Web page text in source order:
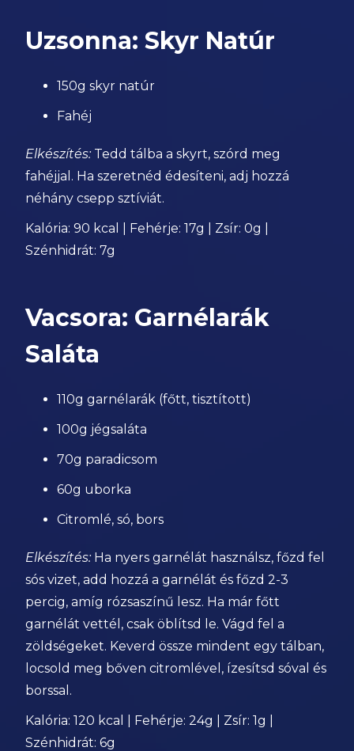
Uzsonna: Skyr Natúr
150g skyr natúr
Fahéj
Elkészítés: Tedd tálba a skyrt, szórd meg
fahéjjal. Ha szeretnéd édesíteni, adj hozzá
néhány csepp sztíviát.
Kalória: 90 kcal | Fehérje: 17g | Zsír: 0g |
Szénhidrát: 7g
Vacsora: Garnélarák
Saláta
110g garnélarák (főtt, tisztított)
100g jégsaláta
70g paradicsom
60g uborka
Citromlé, só, bors
Elkészítés: Ha nyers garnélát használsz, főzd fel
sós vizet, add hozzá a garnélát és főzd 2-3
percig, amíg rózsaszínű lesz. Ha már főtt
garnélát vettél, csak öblítsd le. Vágd fel a
zöldségeket. Keverd össze mindent egy tálban,
locsold meg bőven citromlével, ízesítsd sóval és
borssal.
Kalória: 120 kcal | Fehérje: 24g | Zsír: 1g |
Szénhidrát: 6g